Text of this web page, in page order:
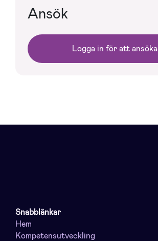
Ansök
Logga in för att ansöka
Snabblänkar
Hem
Kompetensutveckling